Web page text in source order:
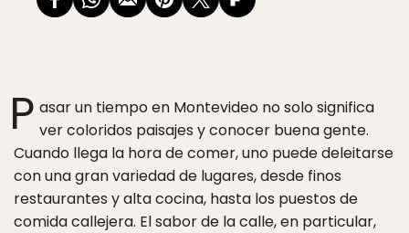
P asar un tiempo en Montevideo no solo significa
ver coloridos paisajes y conocer buena gente.
Cuando llega la hora de comer, uno puede deleitarse
con una gran variedad de lugares, desde finos
restaurantes y alta cocina, hasta los puestos de
comida callejera. El sabor de la calle, en particular,